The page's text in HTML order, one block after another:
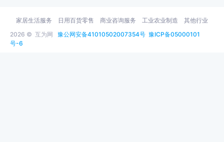
2026 © 互为网 豫公网安备41010502007354号 豫ICP备05000101
号-6
家居生活服务 日用百货零售 商业咨询服务 工业农业制造 其他行业